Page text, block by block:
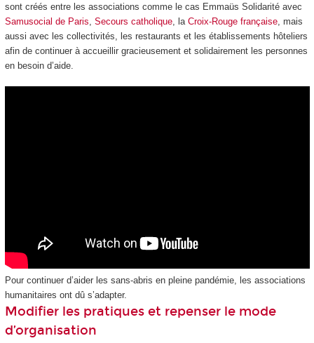
sont créés entre les associations comme le cas Emmaüs Solidarité avec
Samusocial de Paris Secours catholique, la Croix-Rouge française, mais
aussi avec les collectivités, les restaurants et les établissements hôteliers
afin de continuer à accueillir gracieusement et solidairement les personnes
en besoin d’aide.
Pour continuer d’aider les sans-abris en pleine pandémie, les associations
humanitaires ont dû s’adapter.
Modifier les pratiques et repenser le mode
d’organisation